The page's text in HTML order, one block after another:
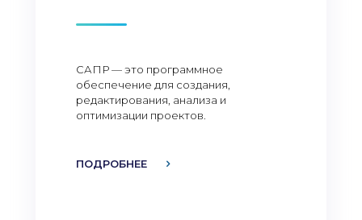
САПР — это программное
обеспечение для создания,
редактирования, анализа и
оптимизации проектов.
ПОДРОБНЕЕ